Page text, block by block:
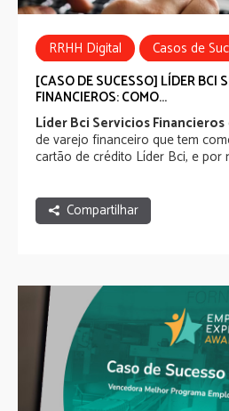
RRHH Digital Casos de
Employee Experience
Comunicação Interna
[CASO DE SUCESSO] LÍDER BCI
FINANCIEROS: COMO...
Líder Bci Servicios Financieros
de varejo financeiro que tem
cartão de crédito Líder Bci, e por
Compartilhar